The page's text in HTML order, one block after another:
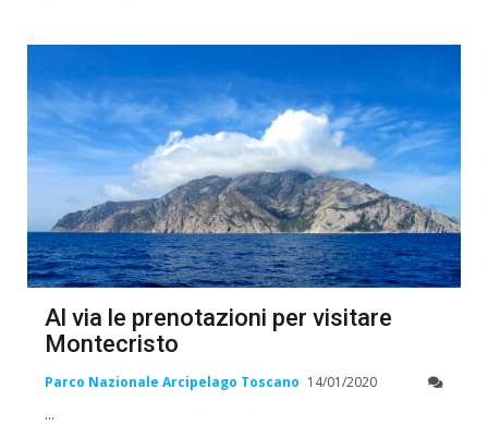
Al via le prenotazioni per visitare
Montecristo
Parco Nazionale Arcipelago Toscano 14/01/2020
...